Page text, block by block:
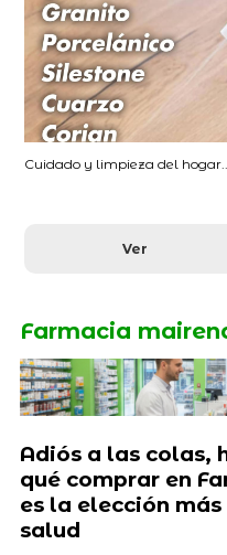
Cuidado y limpieza del hogar...
Ver
Farmacia
Adiós a las colas,
qué comprar en
es la elección
salud